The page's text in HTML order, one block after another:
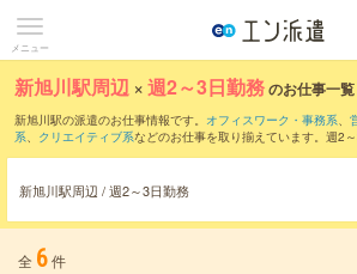
メニュー
新旭川駅周辺 ×週2～3日勤務のお仕事一覧
新旭川駅の派遣のお仕事情報です。 オフィスワーク・事務系、
系、 クリエイティブ系などのお仕事を取り揃えています。週2
新旭川駅周辺 / 週2～3日勤務
全 6件